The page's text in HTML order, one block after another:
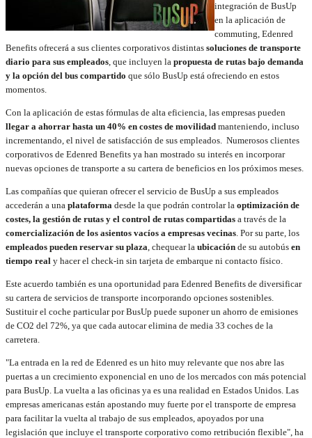
integración de BusUp
en la aplicación de
commuting, Edenred
Benefits ofrecerá a sus clientes corporativos distintas soluciones de transporte
diario para sus empleados, que incluyen la propuesta de rutas bajo demanda
y la opción del bus compartido que sólo BusUp está ofreciendo en estos
momentos.
Con la aplicación de estas fórmulas de alta eficiencia, las empresas pueden
llegar a ahorrar hasta un 40% en costes de movilidad manteniendo, incluso
incrementando, el nivel de satisfacción de sus empleados. Numerosos clientes
corporativos de Edenred Benefits ya han mostrado su interés en incorporar
nuevas opciones de transporte a su cartera de beneficios en los próximos meses.
Las compañías que quieran ofrecer el servicio de BusUp a sus empleados
accederán a una plataforma desde la que podrán controlar la optimización de
costes, la gestión de rutas y el control de rutas compartidas a través de la
comercialización de los asientos vacíos a empresas vecinas. Por su parte, los
empleados pueden reservar su plaza, chequear la ubicación de su autobús en
tiempo real y hacer el check-in sin tarjeta de embarque ni contacto físico.
Este acuerdo también es una oportunidad para Edenred Benefits de diversificar
su cartera de servicios de transporte incorporando opciones sostenibles.
Sustituir el coche particular por BusUp puede suponer un ahorro de emisiones
de CO2 del 72%, ya que cada autocar elimina de media 33 coches de la
carretera.
"La entrada en la red de Edenred es un hito muy relevante que nos abre las
puertas a un crecimiento exponencial en uno de los mercados con más potencial
para BusUp. La vuelta a las oficinas ya es una realidad en Estados Unidos. Las
empresas americanas están apostando muy fuerte por el transporte de empresa
para facilitar la vuelta al trabajo de sus empleados, apoyados por una
legislación que incluye el transporte corporativo como retribución flexible", ha